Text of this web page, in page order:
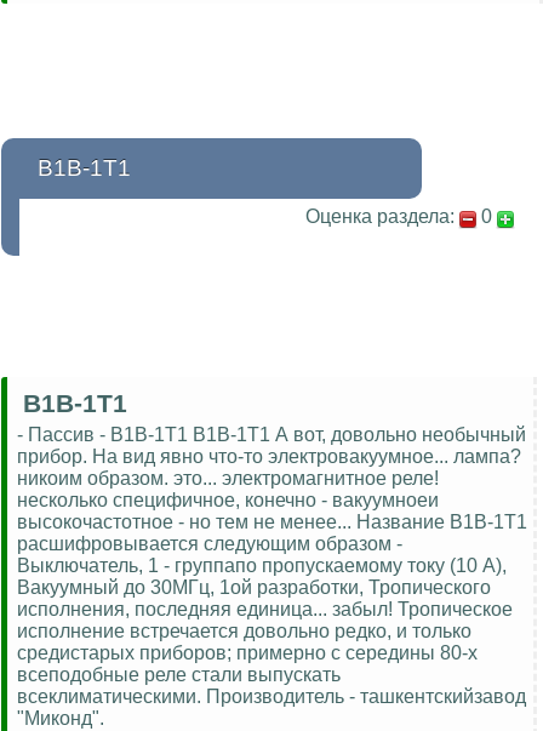
В1В-1Т1
Оценка раздела: 0
В1В-1Т1
- Пассив - В1В-1Т1 В1В-1Т1 А вот, довольно необычный
прибор. На вид явно что-то электровакуумное... лампа?
никоим образом. это... электромагнитное реле!
несколько специфичное, конечно - вакуумноеи
высокочастотное - но тем не менее... Название В1В-1Т1
расшифровывается следующим образом -
Выключатель, 1 - группапо пропускаемому току (10 А),
Вакуумный до 30МГц, 1ой разработки, Тропического
исполнения, последняя единица... забыл! Тропическое
исполнение встречается довольно редко, и только
средистарых приборов; примерно с середины 80-х
всеподобные реле стали выпускать
всеклиматическими. Производитель - ташкентскийзавод
"Миконд".